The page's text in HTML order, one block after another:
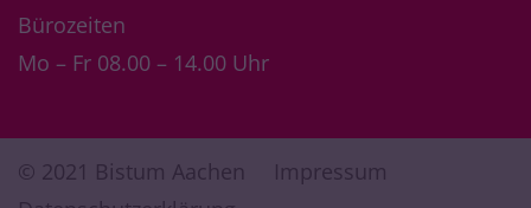
Bürozeiten
Mo – Fr 08.00 – 14.00 Uhr
© 2021 Bistum Aachen
Impressum